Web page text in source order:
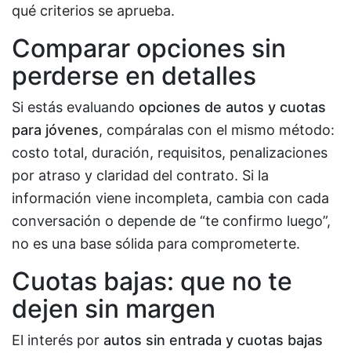
qué criterios se aprueba.
Comparar opciones sin
perderse en detalles
Si estás evaluando opciones de autos y cuotas
para jóvenes, compáralas con el mismo método:
costo total, duración, requisitos, penalizaciones
por atraso y claridad del contrato. Si la
información viene incompleta, cambia con cada
conversación o depende de “te confirmo luego”,
no es una base sólida para comprometerte.
Cuotas bajas: que no te
dejen sin margen
El interés por autos sin entrada y cuotas bajas